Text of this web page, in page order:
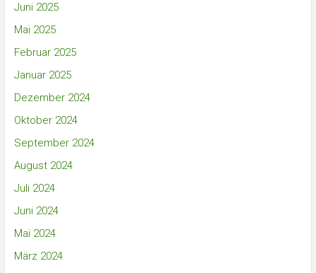
Juni 2025
Mai 2025
Februar 2025
Januar 2025
Dezember 2024
Oktober 2024
September 2024
August 2024
Juli 2024
Juni 2024
Mai 2024
März 2024